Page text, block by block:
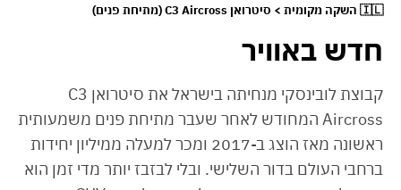
🇮🇱 השקה מקומית > סיטרואן C3 Aircross (מתיחת פנים)
חדש באוויר
קבוצת לובינסקי מנחיתה בישראל את סיטרואן C3
Aircross המחודש לאחר שעבר מתיחת פנים משמעותית
ראשונה מאז הוצג ב-2017 ומכר למעלה ממיליון יחידות
ברחבי העולם בדור השלישי. ובלי לבזבז יותר מדי זמן הוא